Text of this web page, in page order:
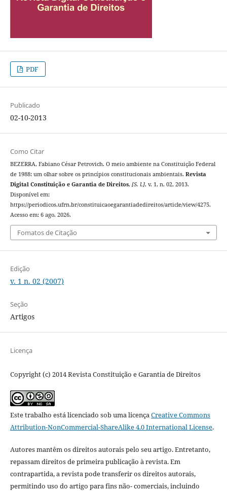
PDF
Publicado
02-10-2013
Como Citar
BEZERRA, Fabiano César Petrovich. O meio ambiente na Constituição Federal
de 1988: um olhar sobre os princípios constitucionais ambientais. Revista
Digital Constituição e Garantia de Direitos, [S. l.], v. 1, n. 02, 2013.
Disponível em:
https://periodicos.ufrn.br/constituicaoegarantiadedireitos/article/view/4275.
Acesso em: 6 ago. 2026.
Fomatos de Citação
Edição
v. 1 n. 02 (2007)
Seção
Artigos
Licença
Copyright (c) 2014 Revista Constituição e Garantia de Direitos
Este trabalho está licenciado sob uma licençaCreative Commons
Attribution-NonCommercial-ShareAlike 4.0 International License.
Autores mantêm os direitos autorais pelo seu artigo. Entretanto,
repassam direitos de primeira publicação à revista. Em
contrapartida, a revista pode transferir os direitos autorais,
permitindo uso do artigo para fins não- comerciais, incluindo